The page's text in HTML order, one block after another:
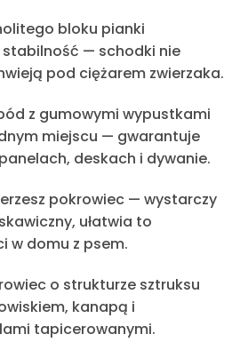
bloku pianki
— schodki nie
pod ciężarem zwierzaka.
z gumowymi wypustkami
miejscu — gwarantuje
deskach i dywanie.
pokrowiec — wystarczy
ułatwia to
w domu z psem.
o strukturze sztruksu
kanapą i
tapicerowanymi.